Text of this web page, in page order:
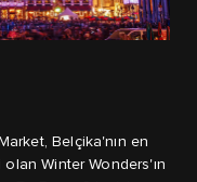
Belçika'nın en
Winter Wonders'ın